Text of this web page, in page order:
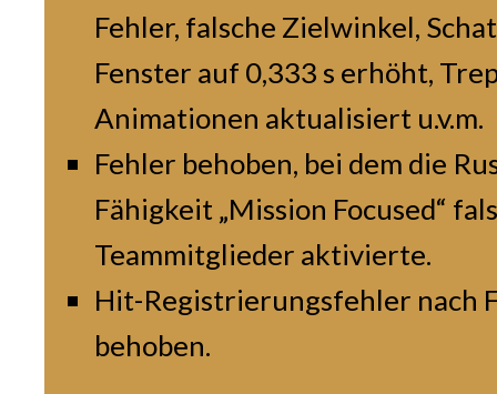
Fehler, falsche Zielwinkel,
Fenster auf 0,333 s erhöht,
Animationen aktualisiert u.v.m.
Fehler behoben, bei dem die
Fähigkeit „Mission Focused“
Teammitglieder aktivierte.
Hit-Registrierungsfehler nach
behoben.